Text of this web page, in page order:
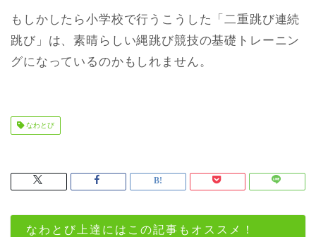
もしかしたら小学校で行うこうした「二重跳び連続
跳び」は、素晴らしい縄跳び競技の基礎トレーニン
グになっているのかもしれません。
なわとび
なわとび上達にはこの記事もオススメ！